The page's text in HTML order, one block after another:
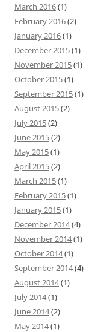
March 2016(1)
February 2016(2)
January 2016(1)
December 2015(1)
November 2015(1)
October 2015(1)
September 2015(1)
August 2015(2)
July 2015(2)
June 2015(2)
May 2015(1)
April 2015(2)
March 2015(1)
February 2015(1)
January 2015(1)
December 2014(4)
November 2014(1)
October 2014(1)
September 2014(4)
August 2014(1)
July 2014(1)
June 2014(2)
May 2014(1)